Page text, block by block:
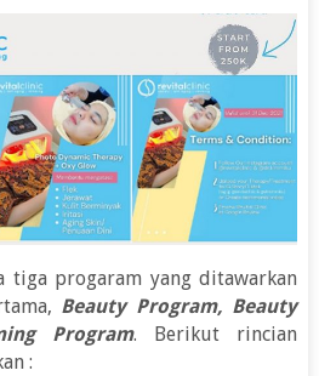
tiga progaram yang ditawarkan
Beauty Program, Beauty
Program. Berikut rincian
: